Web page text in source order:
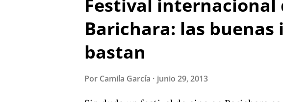
Festival internacional
Barichara: las
bastan
Por Camila García junio 29, 2013